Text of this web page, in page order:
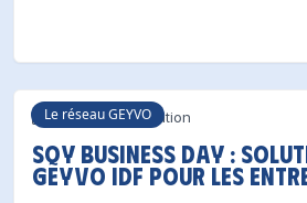
Le réseau GEYVO
Communication
SQY Business Day :
Geyvo Idf pour les